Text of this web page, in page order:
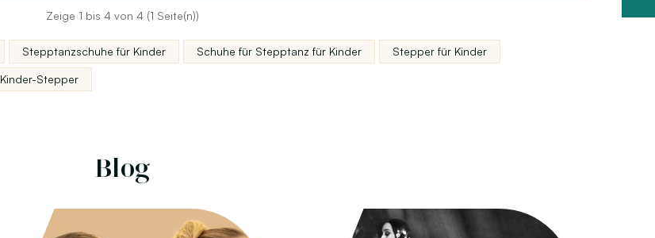
Zeige 1 bis 4 von 4 (1 Seite(n))
Stepptanzschuhe für Kinder Schuhe für Stepptanz für Kinder Stepper für Kinder
Kinder-Stepper
Blog